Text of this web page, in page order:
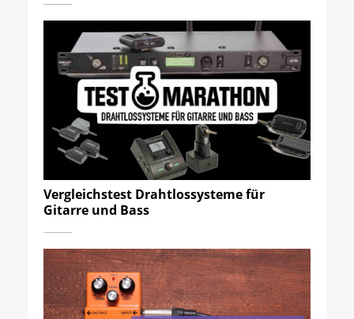
Vergleichstest Drahtlossysteme für
Gitarre und Bass